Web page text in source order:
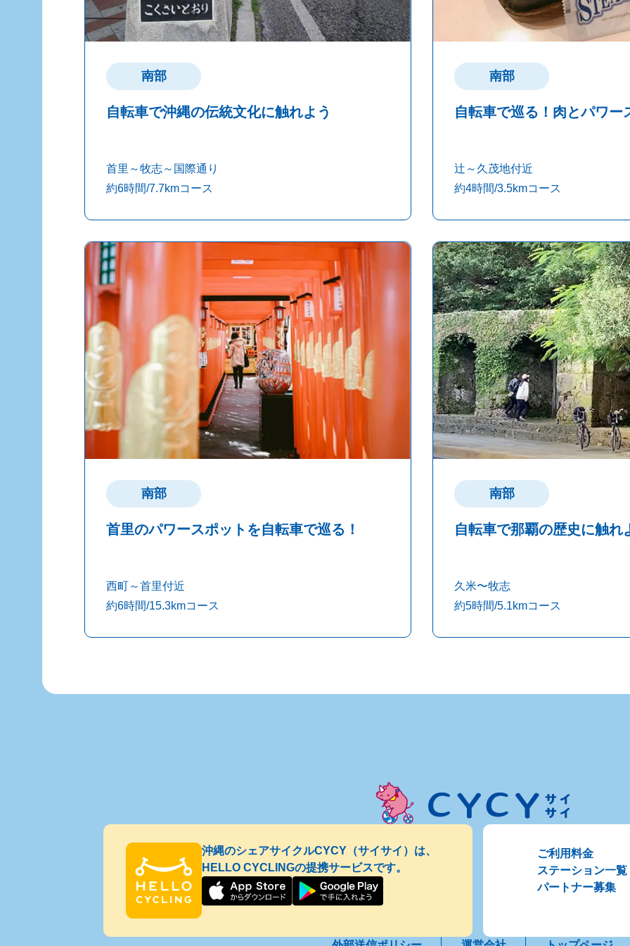
南部
自転車で沖縄の伝統文化に触れよう
首里～牧志～国際通り
約6時間/7.7kmコース
南部
自転車で巡る！肉とパワー
辻～久茂地付近
約4時間/3.5kmコース
南部
首里のパワースポットを自転車で巡る！
西町～首里付近
約6時間/15.3kmコース
南部
自転車で那覇の歴史に触れ
久米〜牧志
約5時間/5.1kmコース
沖縄のシェアサイクルCYCY（サイサイ）は、
HELLO CYCLINGの提携サービスです。
ご利用料金
ステーション一覧
パートナー募集